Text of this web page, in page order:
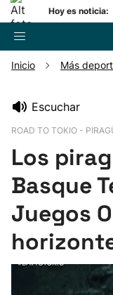
Hoy es noticia:
Pelota
Remo
Inicio Más
Escuchar
ROAD TO TOKIO -
Los
Basque
Juegos